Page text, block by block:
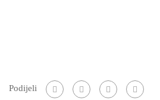
Podijeli